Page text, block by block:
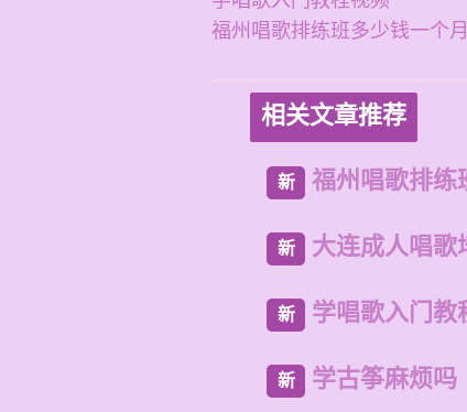
福州唱歌排练班多少钱一个
相关文章推荐
新 福州唱歌排练
新 大连成人唱歌
新 学唱歌入门教
新 学古筝麻烦吗